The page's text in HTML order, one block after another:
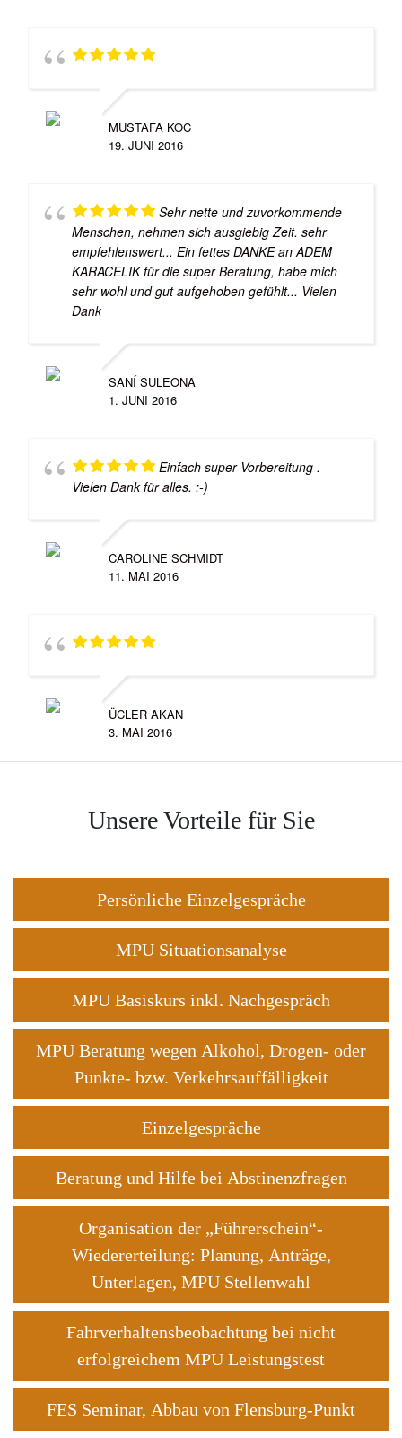
MUSTAFA KOC
19. JUNI 2016
Sehr nette und zuvorkommende
Menschen, nehmen sich ausgiebig Zeit. sehr
empfehlenswert... Ein fettes DANKE an ADEM
KARACELIK für die super Beratung, habe mich
sehr wohl und gut aufgehoben gefühlt... Vielen
Dank
SANÍ SULEONA
1. JUNI 2016
Einfach super Vorbereitung .
Vielen Dank für alles. :-)
CAROLINE SCHMIDT
11. MAI 2016
ÜCLER AKAN
3. MAI 2016
Unsere Vorteile für Sie
Persönliche Einzelgespräche
MPU Situationsanalyse
MPU Basiskurs inkl. Nachgespräch
MPU Beratung wegen Alkohol, Drogen- oder
Punkte- bzw. Verkehrsauffälligkeit
Einzelgespräche
Beratung und Hilfe bei Abstinenzfragen
Organisation der „Führerschein“-
Wiedererteilung: Planung, Anträge,
Unterlagen, MPU Stellenwahl
Fahrverhaltensbeobachtung bei nicht
erfolgreichem MPU Leistungstest
FES Seminar, Abbau von Flensburg-Punkt